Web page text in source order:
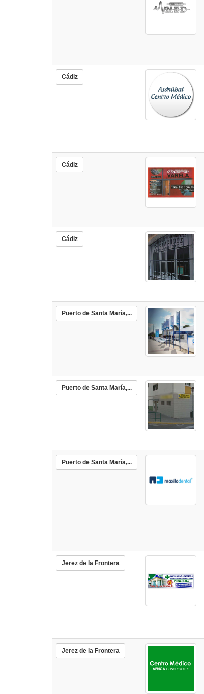
Cádiz
Cádiz
Cádiz
Puerto de Santa María,...
Puerto de Santa María,...
Puerto de Santa María,...
Jerez de la Frontera
Jerez de la Frontera